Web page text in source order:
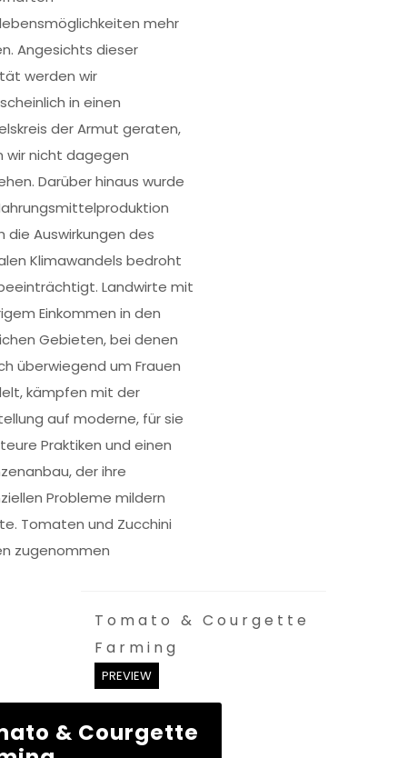
mehr
Angesichts dieser
werden wir
in einen
der Armut geraten,
wir nicht dagegen
Darüber hinaus wurde
die Auswirkungen des
Klimawandels bedroht
Landwirte mit
Einkommen in den
Gebieten, bei denen
überwiegend um Frauen
kämpfen mit der
auf moderne, für sie
Praktiken und einen
der ihre
Probleme mildern
Tomaten und Zucchini
zugenommen
Tomato & Courgette
Farming
PREVIEW
& Courgette